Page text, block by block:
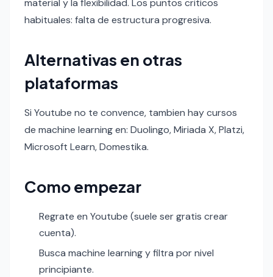
material y la flexibilidad. Los puntos criticos
habituales: falta de estructura progresiva.
Alternativas en otras
plataformas
Si Youtube no te convence, tambien hay cursos
de machine learning en: Duolingo, Miriada X, Platzi,
Microsoft Learn, Domestika.
Como empezar
Regrate en Youtube (suele ser gratis crear
cuenta).
Busca machine learning y filtra por nivel
principiante.